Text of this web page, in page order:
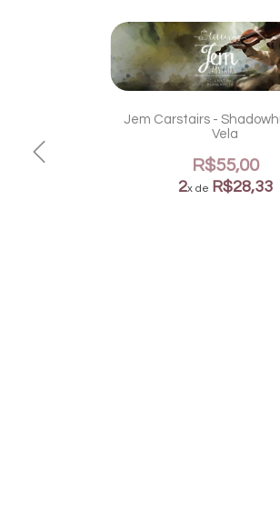
Jem Carstairs -
Vela
R$55,00
2x de R$28,33